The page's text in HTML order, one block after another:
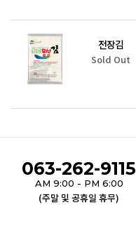
전장김
Sold Out
063-262-9115
AM 9:00 - PM 6:00
(주말 및 공휴일 휴무)